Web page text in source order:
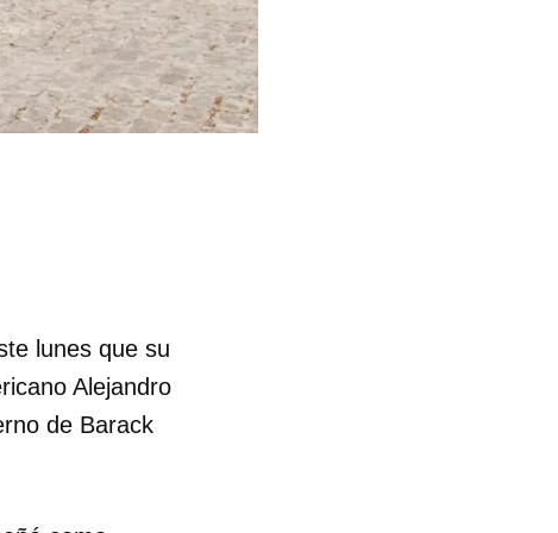
lunes que su
Alejandro
de Barack